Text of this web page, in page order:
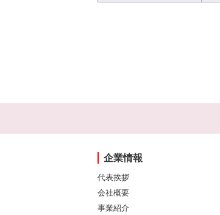
企業情報
代表挨拶
会社概要
事業紹介